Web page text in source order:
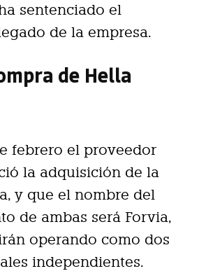
sentenciado el
de la empresa.
de Hella
febrero el proveedor
la adquisición de la
y que el nombre del
de ambas será Forvia,
operando como dos
independientes.